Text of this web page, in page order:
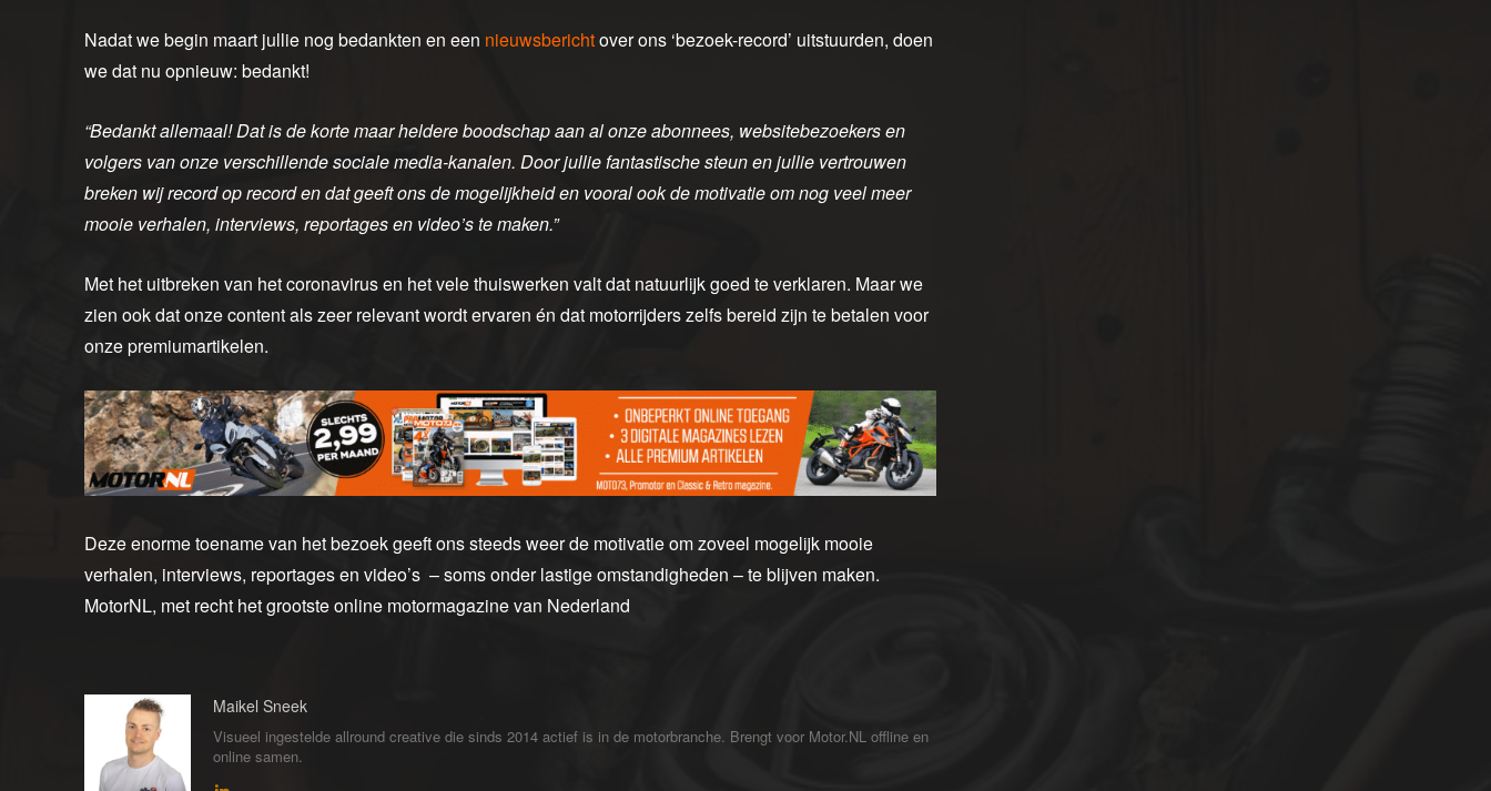
Nadat we begin maart jullie nog bedankten en een nieuwsberichtover ons ‘bezoek-record’ uitstuurden, doen
we dat nu opnieuw: bedankt!
“Bedankt allemaal! Dat is de korte maar heldere boodschap aan al onze abonnees, websitebezoekers en
volgers van onze verschillende sociale media-kanalen. Door jullie fantastische steun en jullie vertrouwen
breken wij record op record en dat geeft ons de mogelijkheid en vooral ook de motivatie om nog veel meer
mooie verhalen, interviews, reportages en video’s te maken.”
Met het uitbreken van het coronavirus en het vele thuiswerken valt dat natuurlijk goed te verklaren. Maar we
zien ook dat onze content als zeer relevant wordt ervaren én dat motorrijders zelfs bereid zijn te betalen voor
onze premiumartikelen.
Deze enorme toename van het bezoek geeft ons steeds weer de motivatie om zoveel mogelijk mooie
verhalen, interviews, reportages en video’s – soms onder lastige omstandigheden – te blijven maken.
MotorNL, met recht het grootste online motormagazine van Nederland
Maikel Sneek
Visueel ingestelde allround creative die sinds 2014 actief is in de motorbranche. Brengt voor Motor.NL offline en
online samen.